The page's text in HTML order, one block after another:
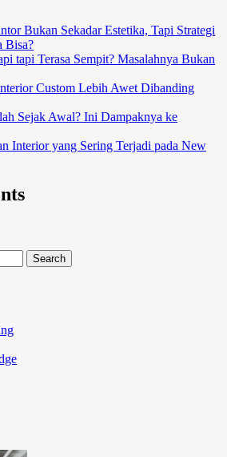
Bukan Sekadar Estetika, Tapi Strategi
Bisa?
tapi Terasa Sempit? Masalahnya Bukan
Custom Lebih Awet Dibanding
Sejak Awal? Ini Dampaknya ke
Interior yang Sering Terjadi pada New